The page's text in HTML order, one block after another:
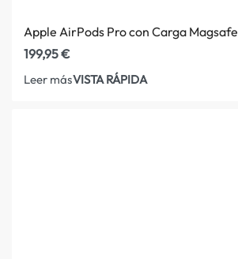
Apple AirPods Pro con Carga Magsafe
199,95€
Leer másVISTA RÁPIDA